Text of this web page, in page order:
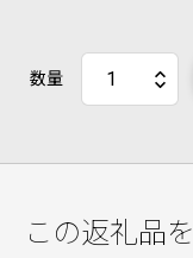
数量
この返礼品